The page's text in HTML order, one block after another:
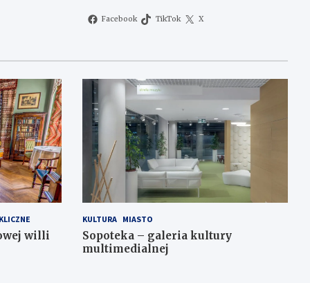
Facebook TikTok X
willi
KULTURA MIASTO
Sopoteka – galeria kultury
multimedialnej